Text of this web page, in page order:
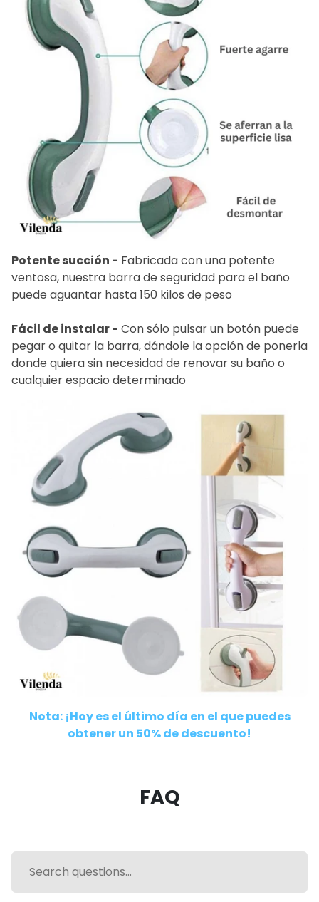
Potente succión - Fabricada con una potente
ventosa, nuestra barra de seguridad para el baño
puede aguantar hasta 150 kilos de peso
Fácil de instalar - Con sólo pulsar un botón puede
pegar o quitar la barra, dándole la opción de ponerla
donde quiera sin necesidad de renovar su baño o
cualquier espacio determinado
Nota: ¡Hoy es el último día en el que puedes
obtener un 50% de descuento!
FAQ